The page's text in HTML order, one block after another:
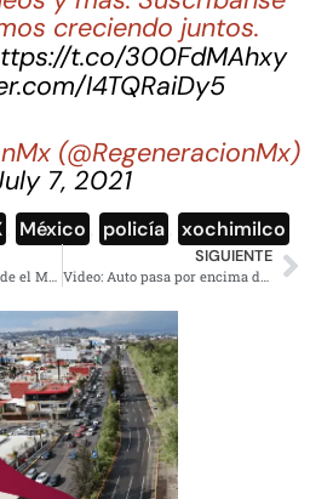
creciendo juntos.
t.co/300FdMAhxy
I4TQRaiDy5
(@RegeneracionMx)
7, 2021
México policía xochimilco
Tecatito Corona se pierde el Mundial de Qatar por lesión
SIGUIENTE
Video: Auto pasa por encima de un niño de 3 años en Iztapalapa y sobrevive